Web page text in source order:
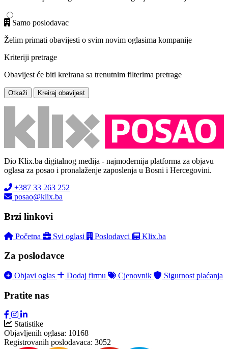
Samo poslodavac
Želim primati obavijesti o svim novim oglasima kompanije
Kriteriji pretrage
Obavijest će biti kreirana sa trenutnim filterima pretrage
Otkaži Kreiraj obavijest
Dio Klix.ba digitalnog medija - najmodernija platforma za objavu
oglasa za posao i pronalaženje zaposlenja u Bosni i Hercegovini.
+387 33 263 252
posao@klix.ba
Brzi linkovi
Početna Svi oglasi Poslodavci Klix.ba
Za poslodavce
Objavi oglas Dodaj firmu Cjenovnik Sigurnost plaćanja
Pratite nas
Statistike
Objavljenih oglasa: 10168
Registrovanih poslodavaca: 3052